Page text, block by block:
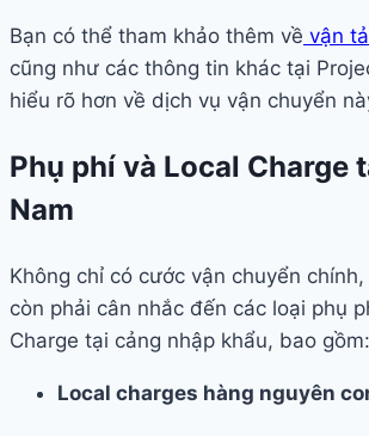
Bạn có thể tham khảo thêm về vận
cũng như các thông tin khác tại
hiểu rõ hơn về dịch vụ vận chuyển
Phụ phí và Local Charge
Nam
Không chỉ có cước vận chuyển
còn phải cân nhắc đến các loại phụ
Charge tại cảng nhập khẩu, bao gồm:
Local charges hàng nguyên